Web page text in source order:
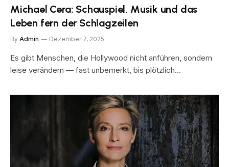
Michael Cera: Schauspiel, Musik und das
Leben fern der Schlagzeilen
By Admin Dezember 7, 2025
Es gibt Menschen, die Hollywood nicht anführen, sondern
leise verändern — fast unbemerkt, bis plötzlich…